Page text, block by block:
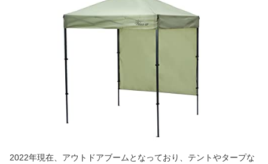
2022年現在、アウトドアブームとなっており、テントやタープな